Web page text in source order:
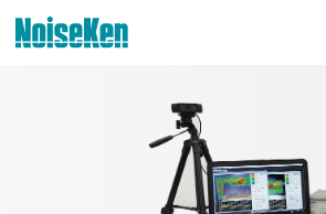
EMC試験器トップ